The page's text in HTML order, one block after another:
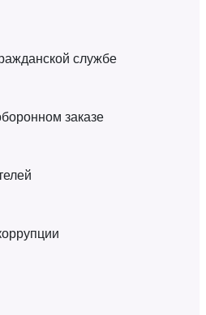
службе
заказе